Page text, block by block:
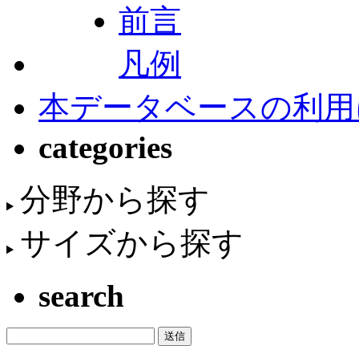
前言
凡例
本データベースの利
categories
分野から探す
サイズから探す
search